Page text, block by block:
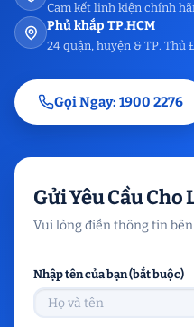
Cam kết linh kiện chính
Phủ khắp TP.HCM
24 quận, huyện & TP. Thủ
Gọi Ngay: 1900 2276
Gửi Yêu Cầu Cho
Vui lòng điền thông tin
Nhập tên của bạn (bắt buộc)